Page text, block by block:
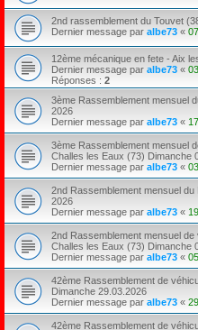
2nd rassemblement du Touvet
Dernier message par albe73 «
12ème mécanique en fete - Aix
Dernier message par albe73 «
Réponses : 2
3ème Rassemblement mensuel
2026
Dernier message par albe73 «
3ème Rassemblement mensuel
Challes les Eaux (73) Dimanche
Dernier message par albe73 «
2nd Rassemblement mensuel
2026
Dernier message par albe73 «
2nd Rassemblement mensuel
Challes les Eaux (73) Dimanche
Dernier message par albe73 «
42ème Rassemblement de
Dimanche 29.03.2026
Dernier message par albe73 «
42ème Rassemblement de